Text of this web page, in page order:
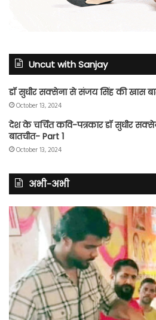
Uncut with Sanjay
डॉ सुधीर सक्सेना से संजय सिंह की खास
October 13, 2024
देश के चर्चित कवि-पत्रकार डॉ सुधीर
बातचीत- Part 1
October 13, 2024
अभी-अभी